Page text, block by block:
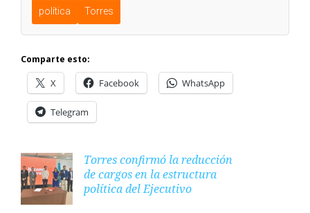
política Torres
Comparte esto:
X Facebook WhatsApp
Telegram
Torres confirmó la reducción
de cargos en la estructura
política del Ejecutivo